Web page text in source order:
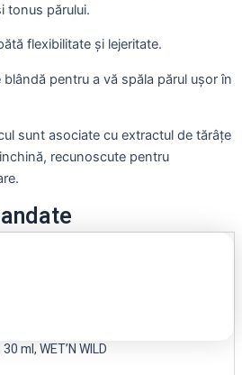
tonus părului.
flexibilitate și lejeritate.
pentru a vă spăla părul ușor în
sunt asociate cu extractul de tărâțe
recunoscute pentru
ml, WET’N WILD